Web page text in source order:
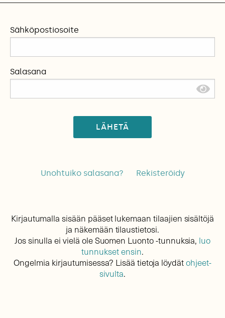
Sähköpostiosoite
Salasana
LÄHETÄ
Unohtuiko salasana? Rekisteröidy
Kirjautumalla sisään pääset lukemaan tilaajien sisältöjä
ja näkemään tilaustietosi.
Jos sinulla ei vielä ole Suomen Luonto -tunnuksia, luo
tunnukset ensin.
Ongelmia kirjautumisessa? Lisää tietoja löydätohjeet-
sivulta.